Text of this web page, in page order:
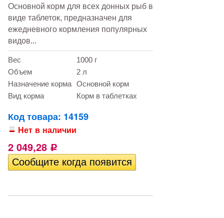
Основной корм для всех донных рыб в
виде таблеток, предназначен для
ежедневного кормления популярных
видов...
Вес
1000 г
Объем
2 л
Назначение корма
Основной корм
Вид корма
Корм в таблетках
Код товара: 14159
Нет в наличии
2 049,28 Р